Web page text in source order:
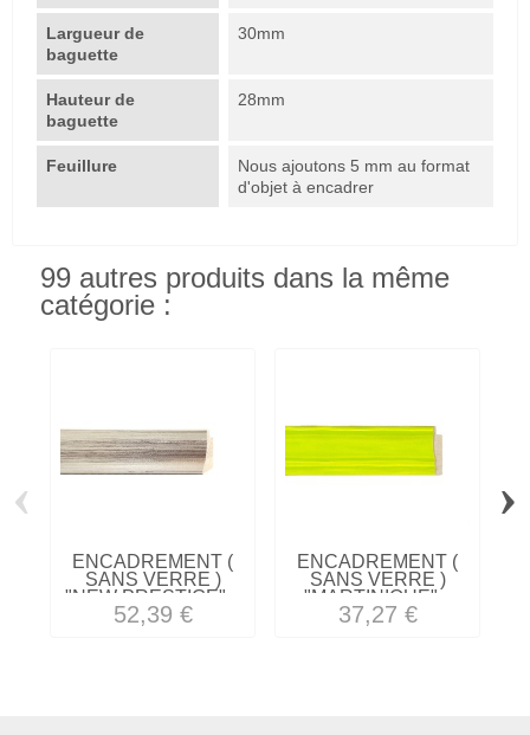
Largueur de
baguette
30mm
Hauteur de
baguette
28mm
Feuillure
Nous ajoutons 5 mm au format
d'objet à encadrer
99 autres produits dans la même
catégorie :
ENCADREMENT (
SANS VERRE )
"NEW PRESTIGE"...
52,39 €
ENCADREMENT (
SANS VERRE )
"MARTINIQUE"...
37,27 €
‹ ›